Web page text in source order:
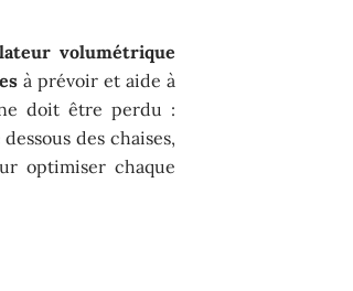
volumétrique
à prévoir et aide à
doit être perdu :
des chaises,
optimiser chaque